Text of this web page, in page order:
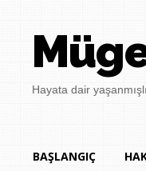
Hayata dair
BAŞLANGIÇ